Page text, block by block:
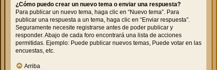
¿Cómo puedo crear un nuevo tema o enviar una respuesta?
Para publicar un nuevo tema, haga clic en “Nuevo tema”. Para
publicar una respuesta a un tema, haga clic en “Enviar respuesta”.
Seguramente necesite registrarse antes de poder publicar y
responder. Abajo de cada foro encontrará una lista de acciones
permitidas. Ejemplo: Puede publicar nuevos temas, Puede votar en las
encuestas, etc.
Arriba